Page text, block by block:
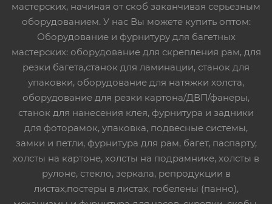
мастерских, начиная от скоб заканчивая серьезным
оборудованием. У нас Вы можете купить оптом:
Оборудование и фурнитуру для багетных
мастерских: оборудование для скрепления рам, для
резки багета,станок для ламинации, станок для
упаковки, оборудование для натяжки холста,
оборудование для резки картона/ДВП/фанеры,
станок для нанесения клея, фурнитура и задники
для фоторамок, упаковка, подвесные системы,
замки и петли, фурнитура для рам, багет, паспарту,
холсты на картоне, холсты на подрамнике, холсты в
рулоне, стекло, зеркала, репродукции в
листах,постеры в листах, гобелены (панно),